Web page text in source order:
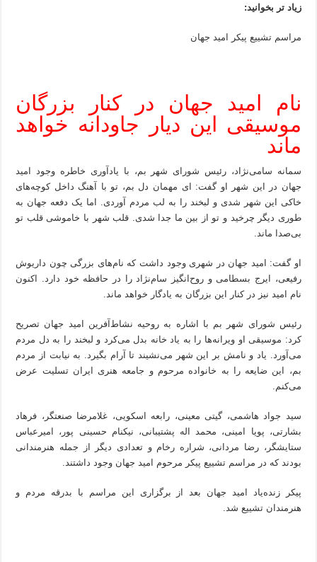
زیاد تر بخوانید:
مراسم تشییع پیکر امید جهان
نام امید جهان در کنار بزرگان
موسیقی این دیار جاودانه خواهد
ماند
سمانه سامی‌نژاد، رئیس شورای شهر بم، با یادآوری خاطره وجود امید
جهان در این شهر او گفت: ای مهمان دل بم، تو با آهنگ داخل کوچه‌های
خاکی این شهر شدی و لبخند را به لب مردم آوردی. اما یک دفعه جهان به
طوری دیگر چرخید و تو از بین ما جدا شدی. قلب شهر با خاموشی قلب تو
بی‌صدا ماند.
او گفت: امید جهان در شهری وجود داشت که نام‌های بزرگی چون داریوش
رفیعی، ایرج بسطامی و روح‌انگیز سام‌نژاد را در حافظه خود دارد. اکنون
نام امید نیز در کنار این بزرگان به یادگار خواهد ماند.
رئیس شورای شهر بم با اشاره به روحیه نشاط‌آفرین امید جهان تصریح
کرد: موسیقی او ویرانه‌ها را به یاد خانه بدل می‌کرد و لبخند را به دل مردم
می‌آورد. یاد و نامش بر این شهر می‌نشیند تا آرام بگیرد. به نیابت از مردم
بم، این ضایعه را به خانواده مرحوم و جامعه هنری ایران تسلیت عرض
می‌کنم.
سید جواد هاشمی، گیتی معینی، رابعه اسکویی، غلامرضا صنعتگر، فرهاد
بشارتی، پویا امینی، محمد اله پشتیبانی، نیکنام حسینی پور، امیرعباس
ستایشگر، رضا مردانی، شراره رخام و تعدادی دیگر از جمله هنرمندانی
بودند که در مراسم تشییع پیکر مرحوم امید جهان وجود داشتند.
پیکر زنده‌یاد امید جهان بعد از برگزاری این مراسم با بدرقه مردم و
هنرمندان تشییع شد.